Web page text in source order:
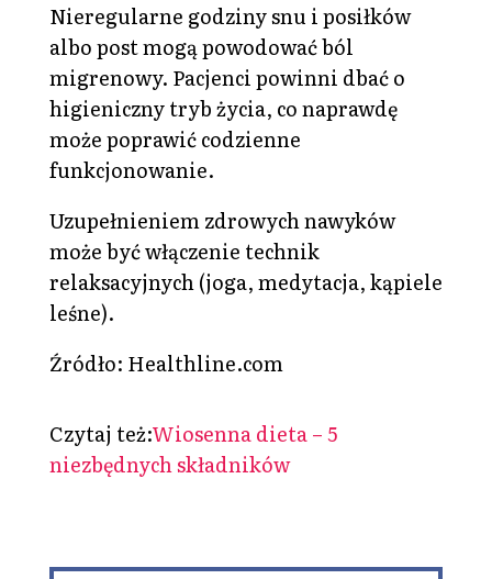
Nieregularne godziny snu i posiłków
albo post mogą powodować ból
migrenowy. Pacjenci powinni dbać o
higieniczny tryb życia, co naprawdę
może poprawić codzienne
funkcjonowanie.
Uzupełnieniem zdrowych nawyków
może być włączenie technik
relaksacyjnych (joga, medytacja, kąpiele
leśne).
Źródło: Healthline.com
Czytaj też:Wiosenna dieta – 5
niezbędnych składników